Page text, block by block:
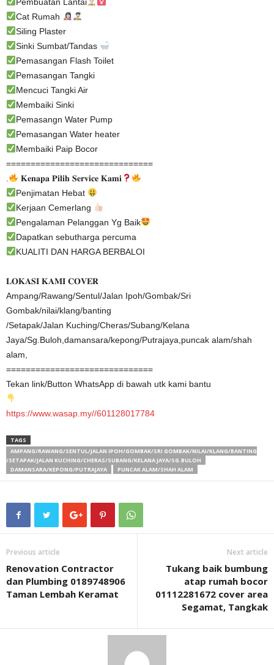
Cat Rumah
Siling Plaster
Sinki Sumbat/Tandas
Pemasangan Flash Toilet
Pemasangan Tangki
Mencuci Tangki Air
Membaiki Sinki
Pemasangn Water Pump
Pemasangan Water heater
Membaiki Paip Bocor
==============================
𝐊𝐞𝐧𝐚𝐩𝐚 𝐏𝐢𝐥𝐢𝐡 𝐒𝐞𝐫𝐯𝐢𝐜𝐞 𝐊𝐚𝐦𝐢
Penjimatan Hebat
Kerjaan Cemerlang
Pengalaman Pelanggan Yg Baik
Dapatkan sebutharga percuma
KUALITI DAN HARGA BERBALOI
𝐋𝐎𝐊𝐀𝐒𝐈 𝐊𝐀𝐌𝐈 𝐂𝐎𝐕𝐄𝐑
Ampang/Rawang/Sentul/Jalan Ipoh/Gombak/Sri
Gombak/nilai/klang/banting
/Setapak/Jalan Kuching/Cheras/Subang/Kelana
Jaya/Sg.Buloh,damansara/kepong/Putrajaya,puncak alam/shah
alam,
==============================
Tekan link/Button WhatsApp di bawah utk kami bantu
https://www.wasap.my//601128017784
TAGS
AMPANG/RAWANG/SENTUL/JALAN IPOH/GOMBAK/SRI GOMBAK/NILAI/KLANG/BANTING
/SETAPAK/JALAN KUCHING/CHERAS/SUBANG/KELANA JAYA/SG.BULOH
DAMANSARA/KEPONG/PUTRAJAYA
PUNCAK ALAM/SHAH ALAM
Previous article
Renovation Contractor
dan Plumbing 0189748906
Taman Lembah Keramat
Next article
Tukang baik bumbung
atap rumah bocor
01112281672 cover area
Segamat, Tangkak